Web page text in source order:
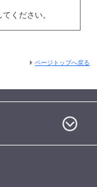
ください。
ページトップへ戻る